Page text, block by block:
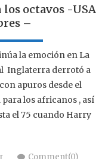
octavos -USA
–
la emoción en La
Inglaterra derrotó a
apuros desde el
los africanos , así
el 75 cuando Harry
Comment(0)